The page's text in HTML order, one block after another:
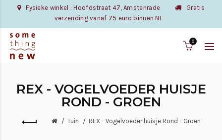
Fysieke winkel : Hoofdstraat 47, Amstenrade
Gratis
verzending vanaf 75 euro binnen NL
0
REX - VOGELVOEDER HUISJE
ROND - GROEN
Tuin REX - Vogelvoeder huisje Rond - Groen